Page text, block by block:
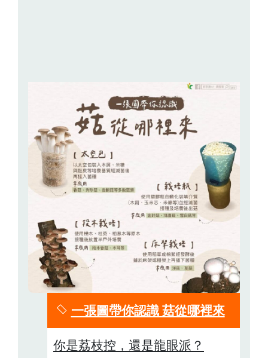
一張圖帶你認識 菇從哪裡來
你是荔枝控，還是龍眼派？